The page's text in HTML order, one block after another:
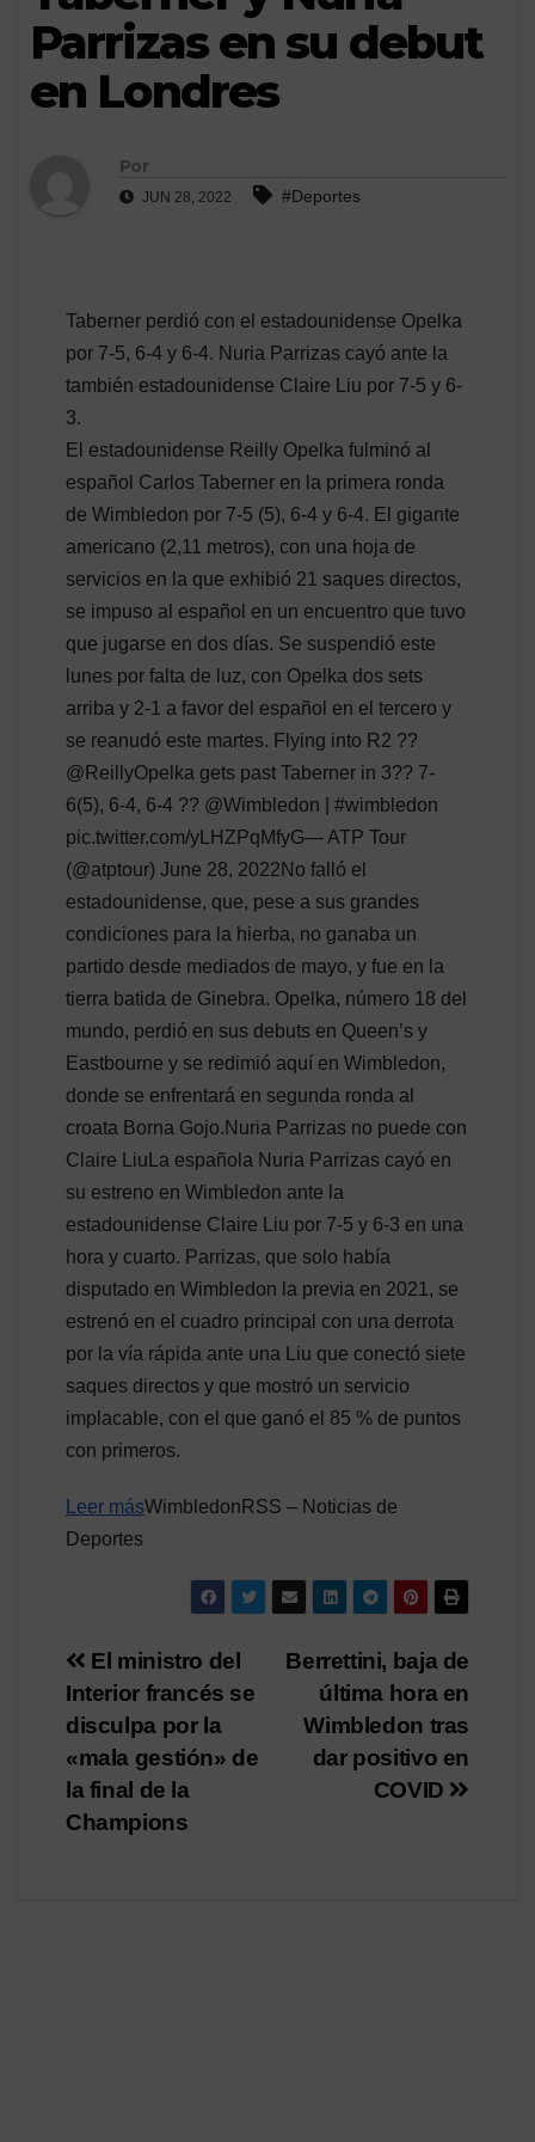
Parrizas en su debut
en Londres
Por
JUN 28, 2022 #Deportes
Taberner perdió con el estadounidense Opelka
por 7-5, 6-4 y 6-4. Nuria Parrizas cayó ante la
también estadounidense Claire Liu por 7-5 y 6-
3.
El estadounidense Reilly Opelka fulminó al
español Carlos Taberner en la primera ronda
de Wimbledon por 7-5 (5), 6-4 y 6-4. El gigante
americano (2,11 metros), con una hoja de
servicios en la que exhibió 21 saques directos,
se impuso al español en un encuentro que tuvo
que jugarse en dos días. Se suspendió este
lunes por falta de luz, con Opelka dos sets
arriba y 2-1 a favor del español en el tercero y
se reanudó este martes. Flying into R2 ??
@ReillyOpelka gets past Taberner in 3?? 7-
6(5), 6-4, 6-4 ?? @Wimbledon | #wimbledon
pic.twitter.com/yLHZPqMfyG— ATP Tour
(@atptour) June 28, 2022No falló el
estadounidense, que, pese a sus grandes
condiciones para la hierba, no ganaba un
partido desde mediados de mayo, y fue en la
tierra batida de Ginebra. Opelka, número 18 del
mundo, perdió en sus debuts en Queen’s y
Eastbourne y se redimió aquí en Wimbledon,
donde se enfrentará en segunda ronda al
croata Borna Gojo.Nuria Parrizas no puede con
Claire LiuLa española Nuria Parrizas cayó en
su estreno en Wimbledon ante la
estadounidense Claire Liu por 7-5 y 6-3 en una
hora y cuarto. Parrizas, que solo había
disputado en Wimbledon la previa en 2021, se
estrenó en el cuadro principal con una derrota
por la vía rápida ante una Liu que conectó siete
saques directos y que mostró un servicio
implacable, con el que ganó el 85 % de puntos
con primeros.
Leer másWimbledonRSS – Noticias de
Deportes
Navegación
de
entradas
Berrettini, baja de
última hora en
Wimbledon tras
dar positivo en
COVID
El ministro del
Interior francés se
disculpa por la
«mala gestión» de
la final de la
Champions